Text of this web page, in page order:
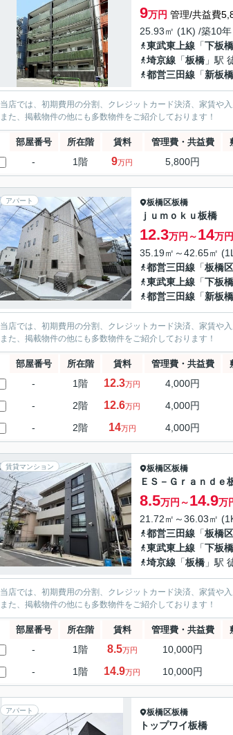
9万円 管理/共益費
25.93㎡ (1K) /築10
東武東上線 「下板橋
埼京線 「板橋 」駅
都営三田線 「新板橋
当店では、初期費用の分割、クレジットカード決済、家賃や
また、掲載物件の他にも多数物件をご紹介しております！
部屋番号 所在階 賃料 管理費・共益費
- 1階 9万円 5,800円
アパート 板橋区板橋
ｊｕｍｏｋｕ板橋
12.3万円～14万円
35.19㎡～42.65㎡
都営三田線 「板橋
東武東上線 「下板橋
都営三田線 「新板橋
当店では、初期費用の分割、クレジットカード決済、家賃や
また、掲載物件の他にも多数物件をご紹介しております！
部屋番号 所在階 賃料 管理費・共益費
- 1階 12.3万円 4,000円
- 2階 12.6万円 4,000円
- 2階 14万円 4,000円
賃貸マンション 板橋区板橋
ＥＳ－Ｇｒａｎｄｅ
8.5万円～14.9万
21.72㎡～36.03㎡
都営三田線 「板橋
東武東上線 「下板橋
埼京線 「板橋 」駅
当店では、初期費用の分割、クレジットカード決済、家賃や
また、掲載物件の他にも多数物件をご紹介しております！
部屋番号 所在階 賃料 管理費・共益費
- 1階 8.5万円 10,000円
- 1階 14.9万円 10,000円
アパート 板橋区板橋
トップワイ板橋